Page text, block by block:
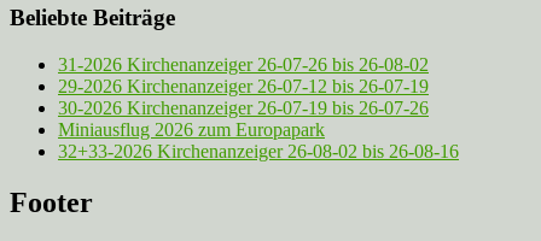
Beliebte Beiträge
31-2026 Kirchenanzeiger 26-07-26 bis 26-08-02
29-2026 Kirchenanzeiger 26-07-12 bis 26-07-19
30-2026 Kirchenanzeiger 26-07-19 bis 26-07-26
Miniausflug 2026 zum Europapark
32+33-2026 Kirchenanzeiger 26-08-02 bis 26-08-16
Footer